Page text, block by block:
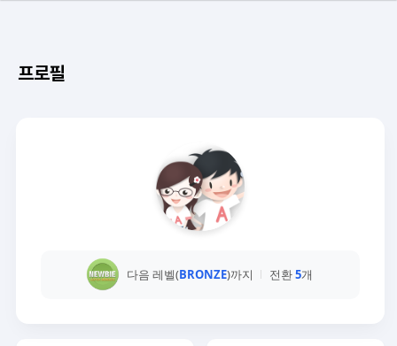
프로필
다음 레벨(BRONZE)까지 전환5개